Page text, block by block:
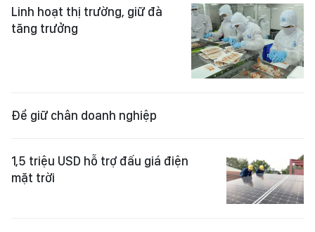
Linh hoạt thị trường, giữ đà
tăng trưởng
Để giữ chân doanh nghiệp
1,5 triệu USD hỗ trợ đấu giá điện
mặt trời